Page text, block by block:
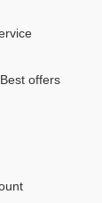
UNF
/გადამყვანი
offers